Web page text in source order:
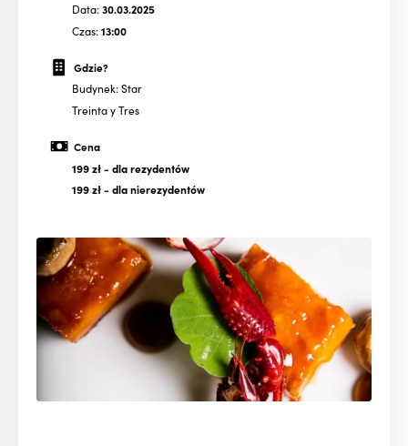
Data:30.03.2025
Czas:13:00
Gdzie?
Budynek: Star
Treinta y Tres
Cena
199 zł- dla rezydentów
199 zł- dla nierezydentów